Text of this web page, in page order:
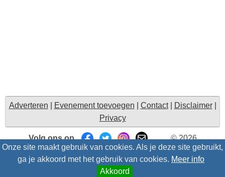
Onze site maakt gebruik van cookies. Als je deze site gebruikt,
ga je akkoord met het gebruik van cookies. Meer info
Akkoord
Adverteren Evenement toevoegen Contact| Disclaimer|
Privacy
Volg ons op
© 2026
Uitzinnig.nl/intris- Alle rechten voorbehouden | Suggesties